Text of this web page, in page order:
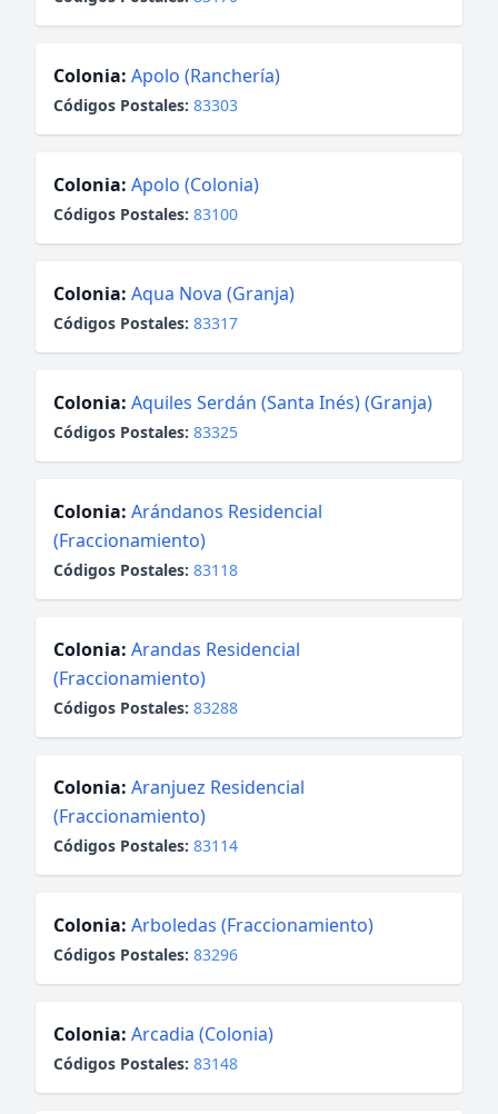
Colonia: Apolo (Ranchería)
Códigos Postales: 83303
Colonia: Apolo (Colonia)
Códigos Postales: 83100
Colonia: Aqua Nova (Granja)
Códigos Postales: 83317
Colonia: Aquiles Serdán (Santa Inés) (Granja)
Códigos Postales: 83325
Colonia: Arándanos Residencial
(Fraccionamiento)
Códigos Postales: 83118
Colonia: Arandas Residencial
(Fraccionamiento)
Códigos Postales: 83288
Colonia: Aranjuez Residencial
(Fraccionamiento)
Códigos Postales: 83114
Colonia: Arboledas (Fraccionamiento)
Códigos Postales: 83296
Colonia: Arcadia (Colonia)
Códigos Postales: 83148